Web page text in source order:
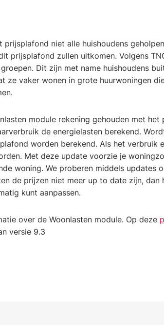
niet alle huishoudens
prijsplafond zullen uitkomen. Volgens
Dit zijn met name huishoudens
ze vaker wonen in grote huurwoningen
module rekening gehouden met het
de energielasten berekend.
worden berekend. Als het verbruik
Met deze update voorzie je
woning. We proberen middels updates
de prijzen niet meer up to date zijn, dan
kunt aanpassen.
over de Woonlasten module. Op deze
versie 9.3